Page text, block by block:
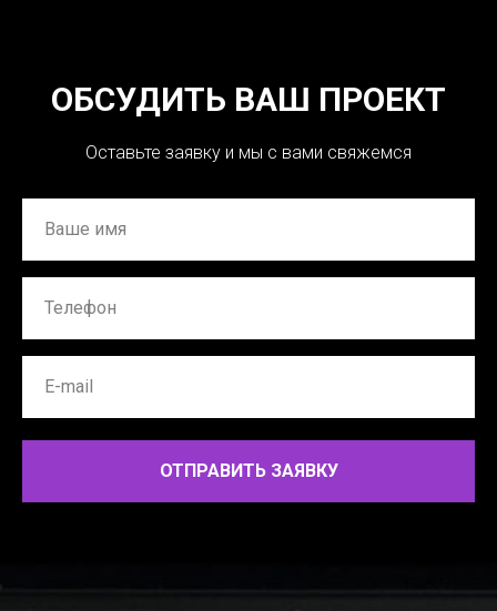
ОБСУДИТЬ ВАШ ПРОЕКТ
Оставьте заявку и мы с вами свяжемся
ОТПРАВИТЬ ЗАЯВКУ